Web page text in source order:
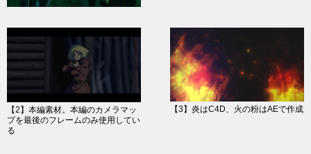
【2】本編素材。本編のカメラマッ
プを最後のフレームのみ使用してい
る
【3】炎はC4D、火の粉はAEで作成